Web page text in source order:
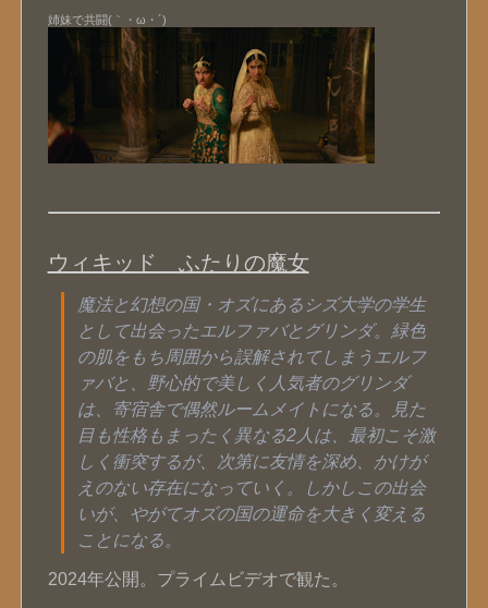
姉妹で共闘(｀・ω・´)
ウィキッド ふたりの魔女
魔法と幻想の国・オズにあるシズ大学の学生
として出会ったエルファバとグリンダ。緑色
の肌をもち周囲から誤解されてしまうエルフ
ァバと、野心的で美しく人気者のグリンダ
は、寄宿舎で偶然ルームメイトになる。見た
目も性格もまったく異なる2人は、最初こそ激
しく衝突するが、次第に友情を深め、かけが
えのない存在になっていく。しかしこの出会
いが、やがてオズの国の運命を大きく変える
ことになる。
2024年公開。プライムビデオで観た。